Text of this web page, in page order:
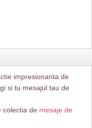
impresionanta de
si tu mesajul tau de
colectia de mesaje de